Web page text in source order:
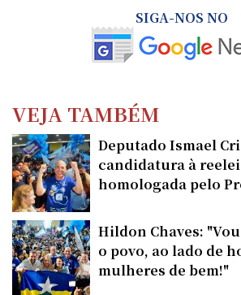
SIGA-NOS NO
VEJA TAMBÉM
Deputado Ismael
candidatura à
homologada pelo
Hildon Chaves:
o povo, ao lado de
mulheres de bem!"